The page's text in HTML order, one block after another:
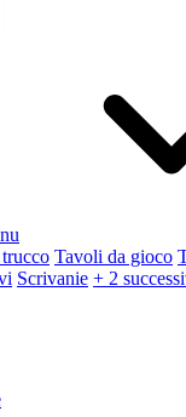
Tavoli da gioco
Scrivanie + 2